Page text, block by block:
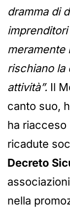
dramma di
meramente
rischiano la
attività”. Il
canto suo,
ha riacceso
ricadute
Decreto
nella